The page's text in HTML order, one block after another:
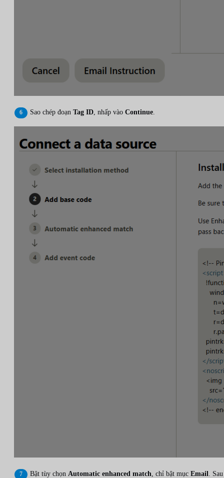
Sao chép đoạn Tag ID , nhấp vào Continue
Bật tùy chọn Automatic enhanced match , chỉ bật mục Email
. Sau